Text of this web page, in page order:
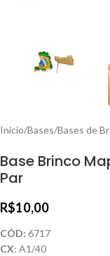
Início/Bases/Bases de
Base Brinco
Par
R$10,00
CÓD: 6717
CX: A1/40